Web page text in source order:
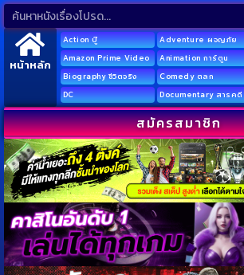
หน้าหลัก
Action บู๊ Adventure ผจญภัย
Amazon Prime Video
Animation การ์ตูน
Biography ชีวิตจริง
Comedy ตลก
DC
Documentary สารคดี
สมัครสมาชิก